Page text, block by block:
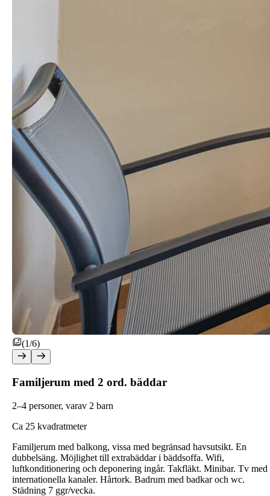
(1/6)
Familjerum med 2 ord. bäddar
2–4 personer, varav 2 barn
Ca 25 kvadratmeter
Familjerum med balkong, vissa med begränsad havsutsikt. En
dubbelsäng. Möjlighet till extrabäddar i bäddsoffa. Wifi,
luftkonditionering och deponering ingår. Takfläkt. Minibar. Tv med
internationella kanaler. Hårtork. Badrum med badkar och wc.
Städning 7 ggr/vecka.